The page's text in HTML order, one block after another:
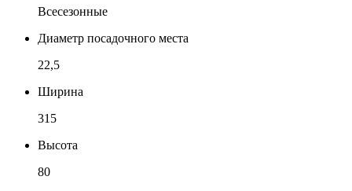
Всесезонные
Диаметр посадочного места
22,5
Ширина
315
Высота
80